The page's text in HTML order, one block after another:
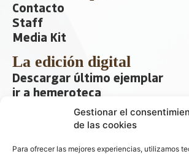
Gestionar el
de las cookies
Para ofrecer las mejores experiencias, utilizamos
Contacto
Staff
Media Kit
La edición digital
Descargar último ejemplar
ir a hemeroteca
+ Contenido en redes